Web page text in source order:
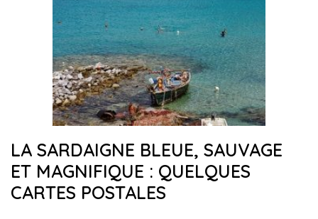
LA SARDAIGNE BLEUE, SAUVAGE
ET MAGNIFIQUE : QUELQUES
CARTES POSTALES